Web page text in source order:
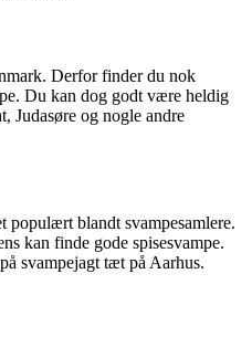
Derfor finder du nok
Du kan dog godt være heldig
Judasøre og nogle andre
populært blandt svampesamlere.
kan finde gode spisesvampe.
svampejagt tæt på Aarhus.